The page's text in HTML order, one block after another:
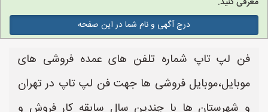
درج آگهی و نام شما در این صفحه
فن لپ تاپ شماره تلفن های عمده فروشی های
موبایل،موبایل فروشی ها جهت فن لپ تاپ در تهران
و شهرستان ها با چندین سال سابقه کار فروش و